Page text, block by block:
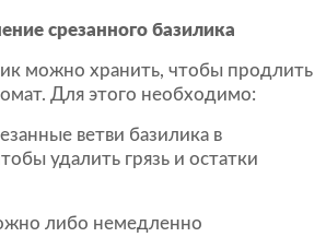
срезанного базилика
можно хранить, чтобы продлить
Для этого необходимо:
ветви базилика в
удалить грязь и остатки
либо немедленно